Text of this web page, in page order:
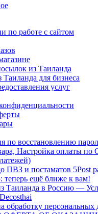
по работе с сайтом
из Таиланда
Таиланда для бизнеса
услуг
по восстановлению
Настройка оплаты по
ПВЗ и постаматов 5Post
теперь ещё ближе к вам!
Таиланда в Россию —
обработку